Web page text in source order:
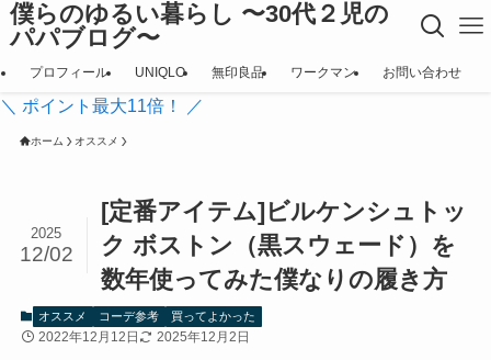
僕らのゆるい暮らし 〜30代２児の
パパブログ〜
プロフィール UNIQLO 無印良品 ワークマン お問い合わせ
＼ ポイント最大11倍！ ／
ホーム オススメ
[定番アイテム]ビルケンシュトッ
ク ボストン（黒スウェード）を
数年使ってみた僕なりの履き方
2025
12/02
オススメ コーデ参考 買ってよかった
2022年12月12日 2025年12月2日